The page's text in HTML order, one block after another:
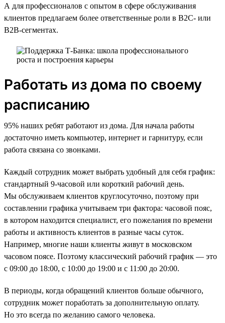
А для профессионалов с опытом в сфере обслуживания
клиентов предлагаем более ответственные роли в B2C- или
B2B-сегментах.
Работать из дома по своему
расписанию
95% наших ребят работают из дома. Для начала работы
достаточно иметь компьютер, интернет и гарнитуру, если
работа связана со звонками.
Каждый сотрудник может выбрать удобный для себя график:
стандартный 9-часовой или короткий рабочий день.
Мы обслуживаем клиентов круглосуточно, поэтому при
составлении графика учитываем три фактора: часовой пояс,
в котором находится специалист, его пожелания по времени
работы и активность клиентов в разные часы суток.
Например, многие наши клиенты живут в московском
часовом поясе. Поэтому классический рабочий график — это
с 09:00 до 18:00, с 10:00 до 19:00 и с 11:00 до 20:00.
В периоды, когда обращений клиентов больше обычного,
сотрудник может поработать за дополнительную оплату.
Но это всегда по желанию самого человека.